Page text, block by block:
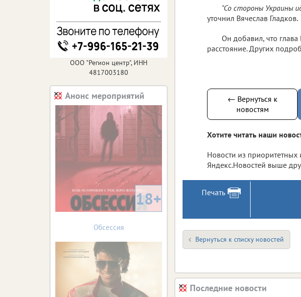
"Со стороны Украины
уточнил Вячеслав Гладков.
Он добавил, что
расстояние. Других
← Вернуться к
новостям
Хотите читать наши
Новости из приоритетных
Яндекс.Новостей выше
Печать
Вернуться к списку новостей
Последние новости
ООО "Регион центр", ИНН
4817003180
Анонс мероприятий
18+
Обсессия